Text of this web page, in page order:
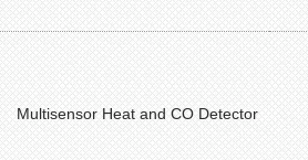
Multisensor Heat and CO Detector